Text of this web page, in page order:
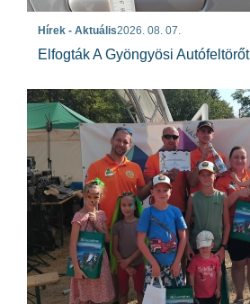
Hírek - Aktuális2026. 08. 07.
Elfogták A Gyöngyösi Autófeltörőt